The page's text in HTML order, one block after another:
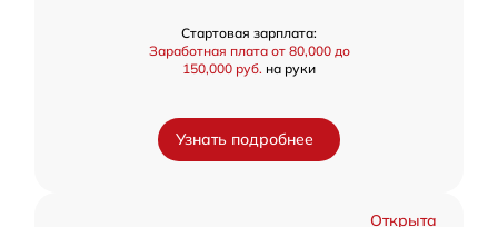
Стартовая зарплата:
Заработная плата от 80,000 до
150,000 руб. на руки
Узнать подробнее
Открыта